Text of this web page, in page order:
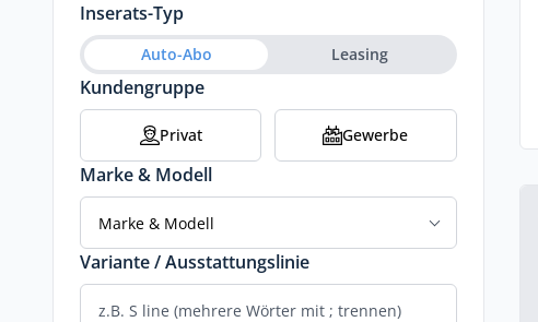
Inserats-Typ
Auto-Abo Leasing
Kundengruppe
Privat Gewerbe
Marke & Modell
Marke & Modell
Variante / Ausstattungslinie